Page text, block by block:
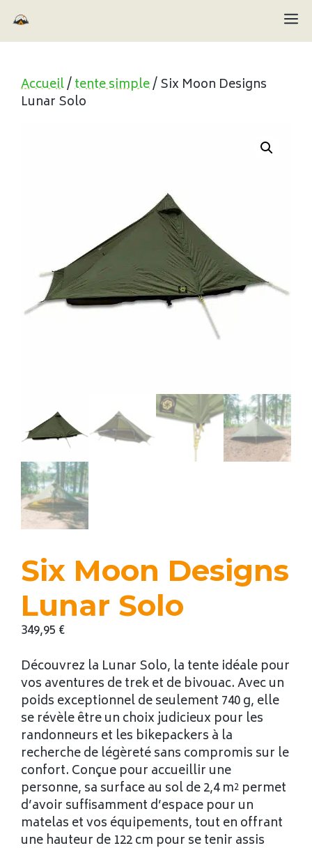
au
contenu
Accueil/tente simple/ Six Moon Designs
Lunar Solo
Six Moon Designs
Lunar Solo
349,95 €
Découvrez la Lunar Solo, la tente idéale pour
vos aventures de trek et de bivouac. Avec un
poids exceptionnel de seulement 740 g, elle
se révèle être un choix judicieux pour les
randonneurs et les bikepackers à la
recherche de légèreté sans compromis sur le
confort. Conçue pour accueillir une
personne, sa surface au sol de 2,4 m² permet
d’avoir suffisamment d’espace pour un
matelas et vos équipements, tout en offrant
une hauteur de 122 cm pour se tenir assis